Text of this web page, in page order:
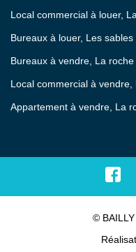
Local commercial à louer,
Bureaux à louer, Les
Bureaux à vendre, La roche
Local commercial à vendre,
Appartement à vendre, La
©